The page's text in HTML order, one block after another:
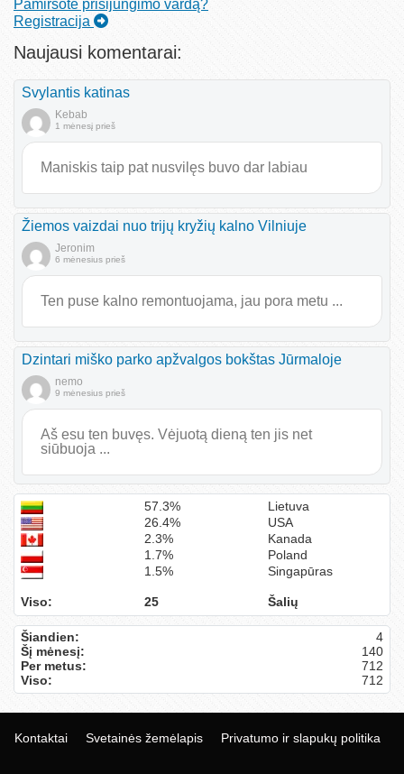
Pamiršote prisijungimo vardą?
Registracija
Naujausi komentarai:
Svylantis katinas
Kebab
1 mėnesį prieš
Maniskis taip pat nusvilęs buvo dar labiau
Žiemos vaizdai nuo trijų kryžių kalno Vilniuje
Jeronim
6 mėnesius prieš
Ten puse kalno remontuojama, jau pora metu ...
Dzintari miško parko apžvalgos bokštas Jūrmaloje
nemo
9 mėnesius prieš
Aš esu ten buvęs. Vėjuotą dieną ten jis net
siūbuoja ...
57.3%
Lietuva
26.4%
USA
2.3%
Kanada
1.7%
Poland
1.5%
Singapūras
Viso: 25 Šalių
Šiandien:
4
Šį mėnesį:
140
Per metus:
712
Viso:
712
Kontaktai Svetainės žemėlapis Privatumo ir slapukų politika